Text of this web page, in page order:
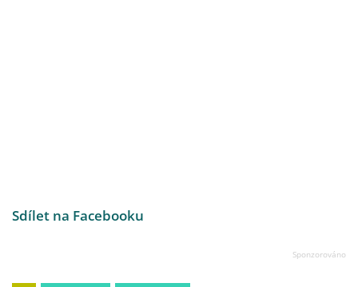
Sdílet na Facebooku